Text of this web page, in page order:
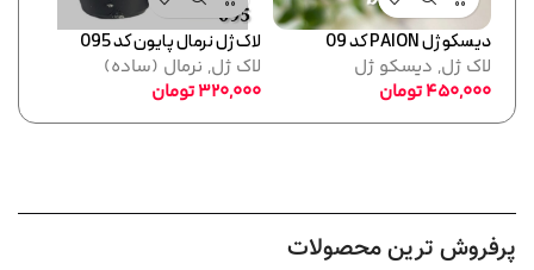
دیسکو ژل PAION کد 09
لاک ژل, دیسکو ژل
450,000تومان
لاک ژل نرمال پایون کد 095
لاک ژل, نرمال (ساده)
320,000تومان
پرفروش ترین محصولات